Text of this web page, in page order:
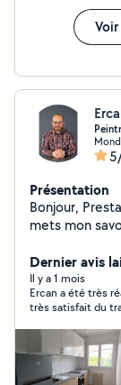
Présentation
Bonjour, Prestataire indépendant à Caen et alentours, je
mets mon
détails, j'utilise
un rendu
finitions. Mes domaines d'expertise couvrent : Peinture
(intérieure et
surfaces pour un
meubles et de
Pose de
Dernier avis
Il y a 1 mois
Ercan a été très
très satisfait du